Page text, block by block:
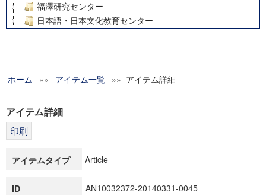
福澤研究センター
日本語・日本文化教育センター
グローバルリサーチインスティテュート
科学研究費補助金研究成果報告書
博士課程教育リーディングプログラム「超成熟社会発展のサ
ホーム »» アイテム一覧 »» アイテム詳細
アイテム詳細
アイテムタイプ Article
ID AN10032372-20140331-0045